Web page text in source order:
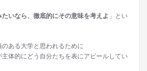
いなら、徹底的にその意味を考えよ 」とい
ある大学と思われるために
体的にどう自分たちを表にアピールしてい